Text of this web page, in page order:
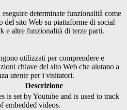
determinate funzionalità come
del sito Web su piattaforme di social
e altre funzionalità di terze parti.
utilizzati per comprendere e
chiave del sito Web che aiutano a
utente per i visitatori.
Descrizione
is set by Youtube and is used to track
embedded videos.